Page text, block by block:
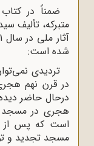
ضمناً‌ در کتاب
متبرکه، تألیف
شده است:
تردیدی
در قرن نهم
درحال حاضر
هجری در مسجد
است که پس از
مسجد تجدید و